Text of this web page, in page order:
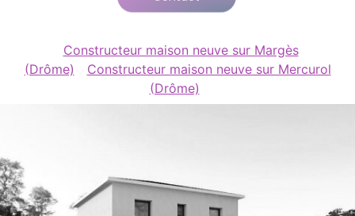
Constructeur maison neuve sur Margès
(Drôme)
Constructeur maison neuve sur Mercurol
(Drôme)